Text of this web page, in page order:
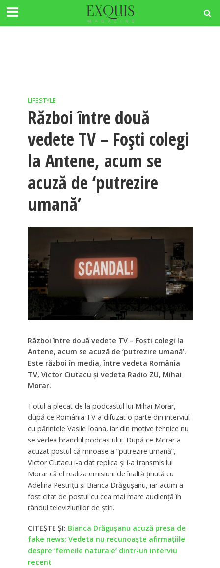
LIFESTYLE
Război între două
vedete TV – Foști colegi
la Antene, acum se
acuză de ‘putrezire
umană’
Război între două vedete TV – Foști colegi la
Antene, acum se acuză de ‘putrezire umană’.
Este război în media, între vedeta România
TV, Victor Ciutacu și vedeta Radio ZU, Mihai
Morar.
Totul a plecat de la podcastul lui Mihai Morar,
după ce România TV a difuzat o parte din interviul
cu părintele Vasile Ioana, iar din motive tehnice nu
se vedea brandul podcastului. După ce Morar a
acuzat postul că miroase a ”putrezire umană”,
Victor Ciutacu i-a dat replica și i-a transmis lui
Morar că el realiza emisiuni de înaltă ținută cu
Adelina Pestrițu și Bianca Drăgușanu, iar acum a
fost citat de postul cu cea mai mare audiență în
rândul televiziunilor de știri.
CITEȘTE ȘI: Bianca Drăgușanu acuză presa de
fake news: Vedeta nu recunoaște afirmațiile
despre ‘femeile naturale’ dintr-un interviu
recent